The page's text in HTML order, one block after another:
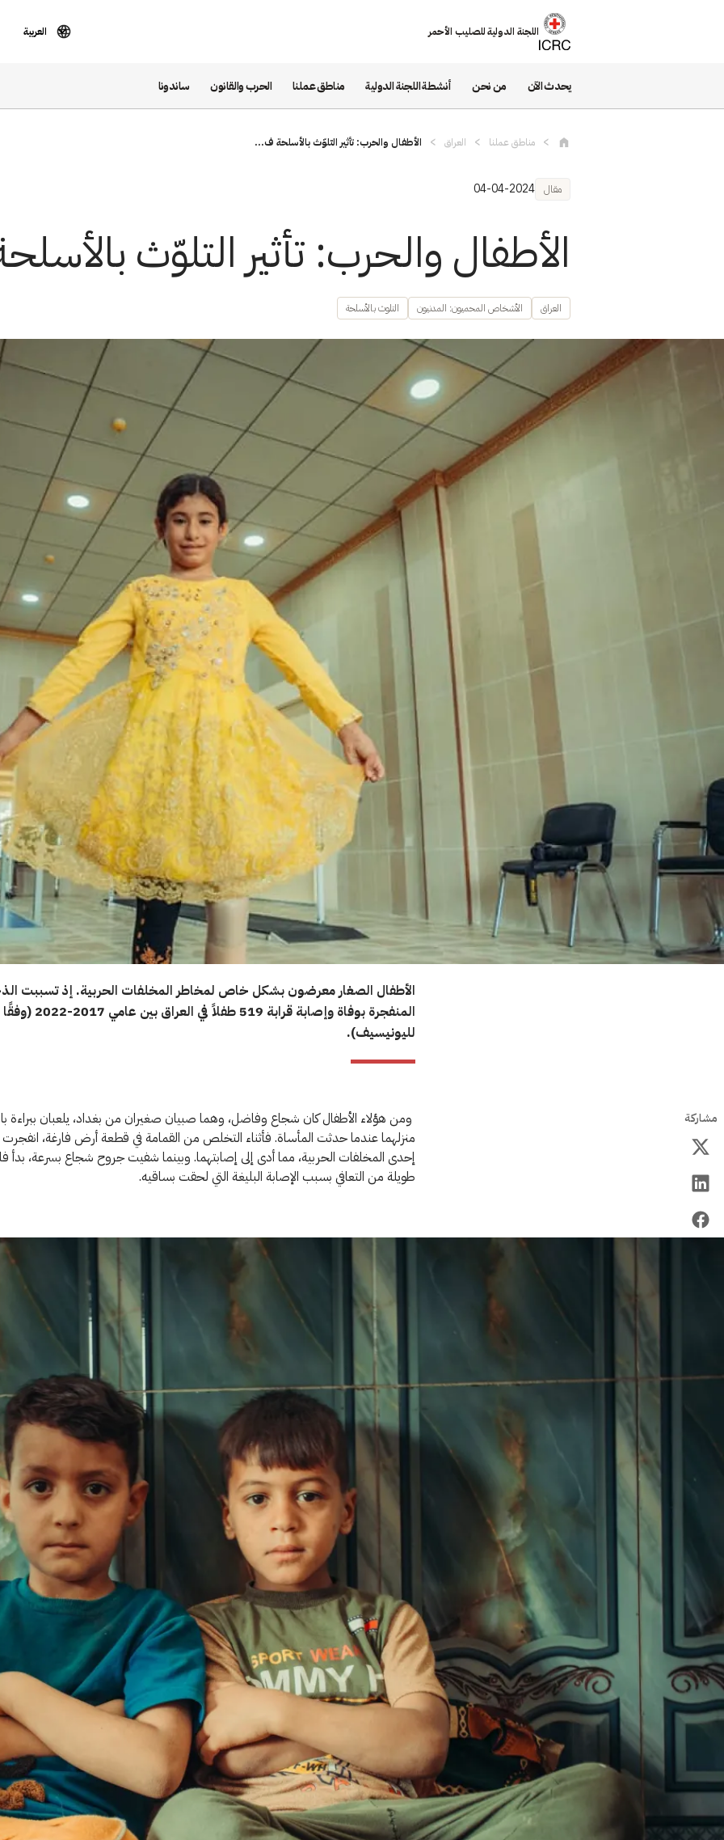
اللجنة الدولية للصليب الأحمر العربية
يحدث الآن من نحن أنشطة اللجنة الدولية مناطق عملنا الحرب والقانون ساندونا
مناطق عملنا العراق الأطفال والحرب: تأثير التلوّث بالأسلحة ف...
مقال 04-04-2024
الأطفال والحرب: تأثير التلوّث
العراق الأشخاص المحميون: المدنيون التلوث بالأسلحة
الأطفال الصغار معرضون بشكل خاص لمخاطر المخلفات الحربية. إذ تسببت
المنفجرة بوفاة وإصابة قرابة 519 طفلاً في العراق بين عامي 2017-2022 (وفقًا
لليونيسيف).
مشاركة
ومن هؤلاء الأطفال كان شجاع وفاضل، وهما صبيان صغيران من بغداد، يلعبان ببراءة
منزلهما عندما حدثت المأساة. فأثناء التخلص من القمامة في قطعة أرض فارغة، انفجرت
إحدى المخلفات الحربية، مما أدى إلى إصابتهما. وبينما شفيت جروح شجاع بسرعة، بدأ
طويلة من التعافي بسبب الإصابة البليغة التي لحقت بساقيه.